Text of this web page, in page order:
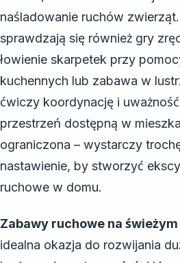
naśladowanie ruchów
sprawdzają się również gry
łowienie skarpetek przy
kuchennych lub zabawa w
ćwiczy koordynację i
przestrzeń dostępną w
ograniczona – wystarczy
nastawienie, by stworzyć
ruchowe w domu.
Zabawy ruchowe na
idealna okazja do rozwijania